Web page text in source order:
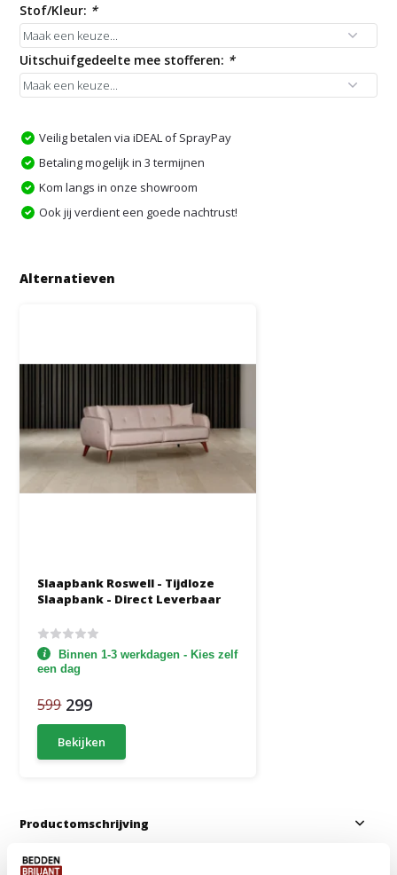
Stof/Kleur: *
Uitschuifgedeelte mee stofferen: *
Veilig betalen via iDEAL of SprayPay
Betaling mogelijk in 3 termijnen
Kom langs in onze showroom
Ook jij verdient een goede nachtrust!
Alternatieven
Slaapbank Roswell - Tijdloze
Slaapbank - Direct Leverbaar
Binnen 1-3 werkdagen - Kies zelf
een dag
599 299
Bekijken
Productomschrijving